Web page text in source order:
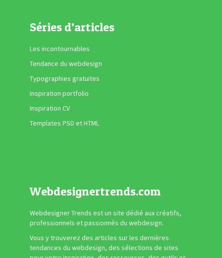
Séries d’articles
Les incontournables
Tendance du webdesign
Typographies gratuites
Inspiration portfolio
Inspiration CV
Templates PSD et HTML
Webdesignertrends.com
Webdesigner Trends est un site dédié aux créatifs,
professionnels et passionnés du webdesign.
Vous y trouverez des articles sur les dernières
tendances du webdesign, des sélections de sites